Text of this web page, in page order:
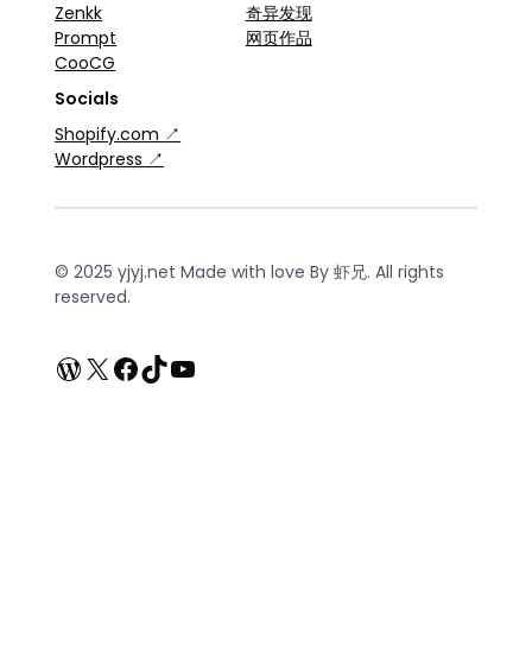
Zenkk
Prompt
CooCG
奇异发现
网页作品
Socials
Shopify.com ↗
Wordpress ↗
© 2025 yjyj.net Made with love By 虾兄. All rights
reserved.
WordPress
X Facebook
TikTokYouTube